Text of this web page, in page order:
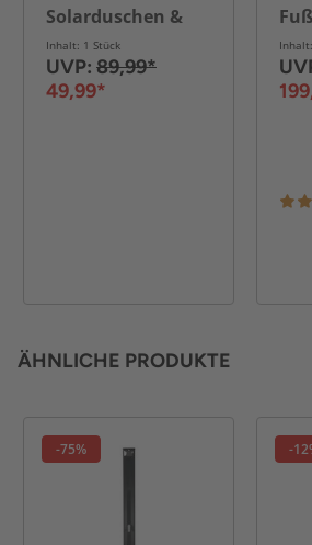
Solarduschen &
Poolleitern, ca. 101
x 63 x 5,5 cm -
Lichtgrau
Inhalt: 1 Stück
UVP: 89,99*
49,99*
ÄHNLICHE PRODUKTE
-75% -